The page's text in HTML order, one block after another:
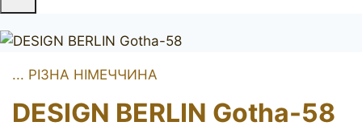
... РІЗНА НІМЕЧЧИНА
DESIGN BERLIN Gotha-58